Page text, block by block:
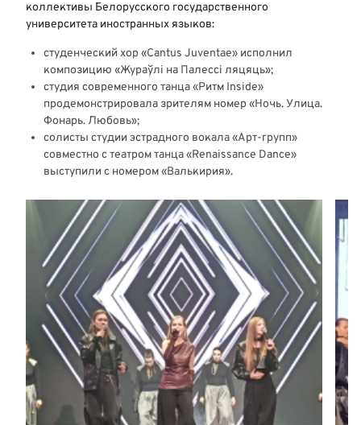
коллективы Белорусского государственного
университета иностранных языков:
студенческий хор «Cantus Juventae» исполнил
композицию «Жураўлі на Палессі ляцяць»;
студия современного танца «Ритм Inside»
продемонстрировала зрителям номер «Ночь. Улица.
Фонарь. Любовь»;
солисты студии эстрадного вокала «Арт-групп»
совместно с театром танца «Renaissance Dance»
выступили с номером «Валькирия».